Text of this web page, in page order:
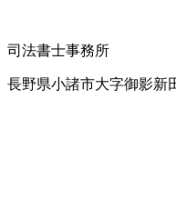
司法書士事務所
長野県小諸市大字御影新